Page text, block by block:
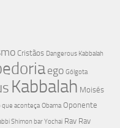
Cristãos Dangerous Kabbalah
ego Gólgota
Kabbalah Moisés
que aconteça Obama Oponente
Shimon bar Yochai Rav Rav